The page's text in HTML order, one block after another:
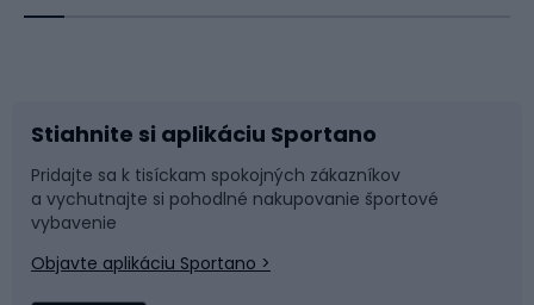
Príslušenstvo k bicyklom
Časti bicyklov
Sane a kĺzačky
Snowboard
Stiahnite si aplikáciu Sportano
Pridajte sa k tisíckam spokojných zákazníkov
a vychutnajte si pohodlné nakupovanie športové
vybavenie
Objavte aplikáciu Sportano >